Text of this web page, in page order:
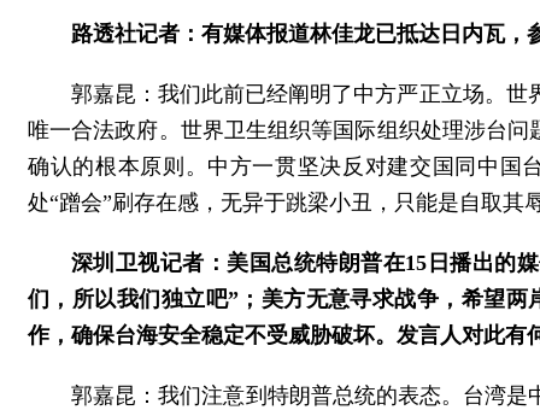
路透社记者：有媒体报道林佳龙已抵达日内瓦
郭嘉昆：我们此前已经阐明了中方严正立场。
唯一合法政府。世界卫生组织等国际组织处理涉台
确认的根本原则。中方一贯坚决反对建交国同中国
处“蹭会”刷存在感，无异于跳梁小丑，只能是自取其
深圳卫视记者：美国总统特朗普在15日播出的
们，所以我们独立吧”；美方无意寻求战争，希望
作，确保台海安全稳定不受威胁破坏。发言人对此有
郭嘉昆：我们注意到特朗普总统的表态。台湾